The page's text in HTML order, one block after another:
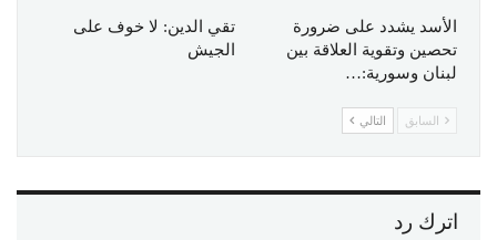
الأسد يشدد على ضرورة
تحصين وتقوية العلاقة بين
لبنان وسورية:…
تقي الدين: لا خوف على
الجيش
السابق التالي
اترك رد